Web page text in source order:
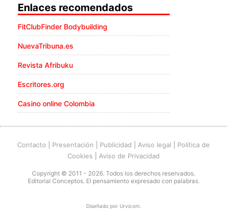
Enlaces recomendados
FitClubFinder Bodybuilding
NuevaTribuna.es
Revista Afribuku
Escritores.org
Casino online Colombia
Contacto Presentación Publicidad Aviso legal
Política de
Cookies
Aviso de Privacidad
Copyright © 2011 - 2026. Todos los derechos reservados.
Editorial Conceptos. El pensamiento expresado con palabras.
Diseñado por Urvicom